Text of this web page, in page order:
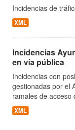
Incidencias de
XML
Incidencias
en vía pública
Incidencias con
gestionadas por el
ramales de acceso
XML